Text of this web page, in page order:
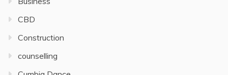
CBD
Construction
counselling